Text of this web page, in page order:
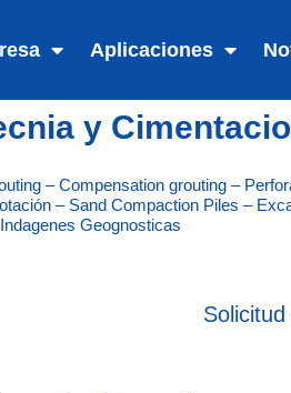
Aplicaciones
y
– Compensation grouting –
– Sand Compaction Piles –
Indagenes Geognosticas